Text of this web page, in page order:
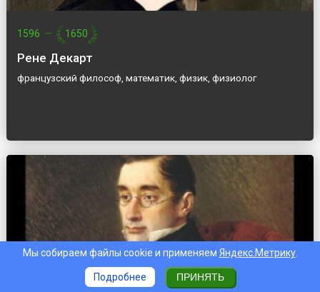
1596 — 1650
Рене Декарт
французский философ, математик, физик, физиолог
Мы собираем файлы cookie и применяем Яндекс.Метрику.
Подробнее ПРИНЯТЬ